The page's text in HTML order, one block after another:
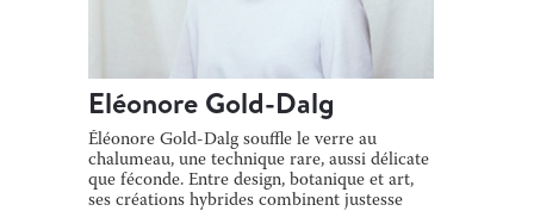
Eléonore Gold-Dalg
Éléonore Gold-Dalg souffle le verre au
chalumeau, une technique rare, aussi délicate
que féconde. Entre design, botanique et art,
ses créations hybrides combinent justesse